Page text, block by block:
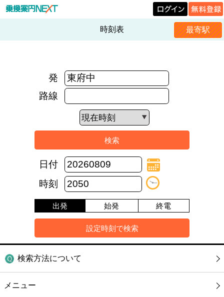
時刻表 最寄駅
発
路線
日付
時刻
出発 始発 終電
検索方法について
メニュー